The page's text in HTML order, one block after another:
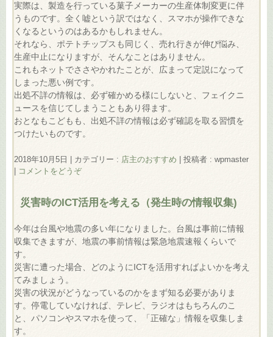
実際は、製造を行っている菓子メーカーの生産体制変更に伴
うものです。全く嘘という訳ではなく、スマホが操作できな
くなるというのはあるかもしれません。
それなら、ポテトチップスも同じく、売れ行きが伸び悩み、
生産中止になりますが、そんなことはありません。
これもネットでささやかれたことが、広まって定説になって
しまった悪い例です。
出処不詳の情報は、必ず確かめる様にしないと、フェイクニ
ュースを信じてしまうこともあり得ます。
おとなもこどもも、出処不詳の情報は必ず確認を取る習慣を
つけたいものです。
2018年10月5日 カテゴリー : 店主のおすすめ
投稿者 : wpmaster
コメントをどうぞ
災害時のICT活用を考える（発生時の情報収集)
今年は台風や地震の多い年になりました。台風は事前に情報
収集できますが、地震の事前情報は緊急地震速報くらいで
す。
災害に遭った場合、どのようにICTを活用すればよいかを考え
てみましょう。
災害の状況がどうなっているのかをまず知る必要がありま
す。停電していなければ、テレビ、ラジオはもちろんのこ
と、パソコンやスマホを使って、「正確な」情報を収集しま
す。